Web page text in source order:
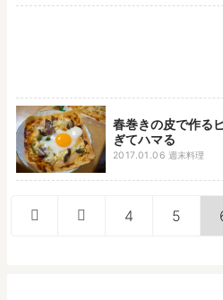
春巻きの皮で作る
ぎてハマる
2017.01.06 週末料理
4 5